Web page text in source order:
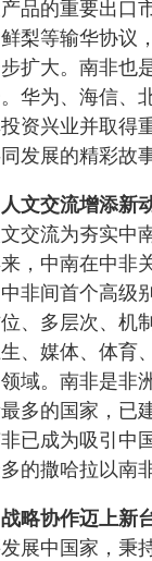
品的重要出口
梨等输华协议
扩大。南非也
华为、海信、
资兴业并取得
发展的精彩故事
文交流增添新
交流为夯实中
，中南在中非
非间首个高级
、多层次、机
、媒体、体育
域。南非是非
多的国家，已
已成为吸引中
的撒哈拉以南
略协作迈上新
展中国家，秉